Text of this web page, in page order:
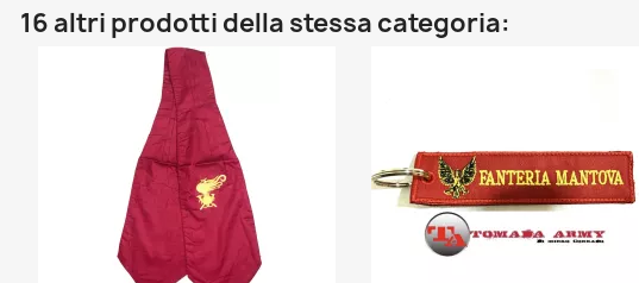
16 altri prodotti della stessa categoria: